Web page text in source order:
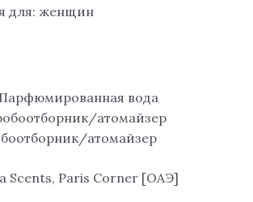
для: женщин
вода
атомайзер
атомайзер
Scents, Paris Corner [ОАЭ]